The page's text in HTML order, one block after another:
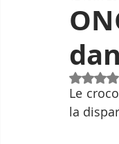
Le
la